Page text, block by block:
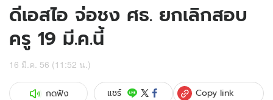
ดีเอสไอ จ่อชง ศธ. ยกเลิกสอบ
ครู 19 มี.ค.นี้
16 มี.ค. 56 (11:52 น.)
กดฟัง แชร์ Copy link